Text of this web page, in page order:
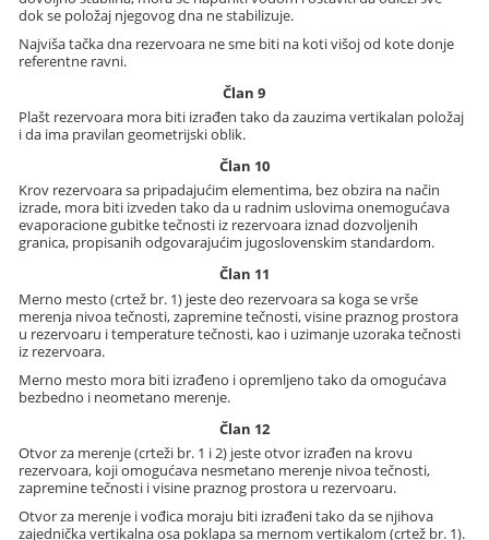
dok se položaj njegovog dna ne stabilizuje.
Najviša tačka dna rezervoara ne sme biti na koti višoj od kote donje
referentne ravni.
Član 9
Plašt rezervoara mora biti izrađen tako da zauzima vertikalan položaj
i da ima pravilan geometrijski oblik.
Član 10
Krov rezervoara sa pripadajućim elementima, bez obzira na način
izrade, mora biti izveden tako da u radnim uslovima onemogućava
evaporacione gubitke tečnosti iz rezervoara iznad dozvoljenih
granica, propisanih odgovarajućim jugoslovenskim standardom.
Član 11
Merno mesto (crtež br. 1) jeste deo rezervoara sa koga se vrše
merenja nivoa tečnosti, zapremine tečnosti, visine praznog prostora
u rezervoaru i temperature tečnosti, kao i uzimanje uzoraka tečnosti
iz rezervoara.
Merno mesto mora biti izrađeno i opremljeno tako da omogućava
bezbedno i neometano merenje.
Član 12
Otvor za merenje (crteži br. 1 i 2) jeste otvor izrađen na krovu
rezervoara, koji omogućava nesmetano merenje nivoa tečnosti,
zapremine tečnosti i visine praznog prostora u rezervoaru.
Otvor za merenje i vođica moraju biti izrađeni tako da se njihova
zajednička vertikalna osa poklapa sa mernom vertikalom (crtež br. 1).